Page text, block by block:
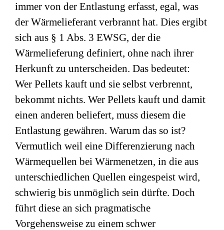
immer von der Entlastung erfasst, egal, was
der Wärmelieferant verbrannt hat. Dies ergibt
sich aus § 1 Abs. 3 EWSG, der die
Wärmelieferung definiert, ohne nach ihrer
Herkunft zu unterscheiden. Das bedeutet:
Wer Pellets kauft und sie selbst verbrennt,
bekommt nichts. Wer Pellets kauft und damit
einen anderen beliefert, muss diesem die
Entlastung gewähren. Warum das so ist?
Vermutlich weil eine Differenzierung nach
Wärmequellen bei Wärmenetzen, in die aus
unterschiedlichen Quellen eingespeist wird,
schwierig bis unmöglich sein dürfte. Doch
führt diese an sich pragmatische
Vorgehensweise zu einem schwer